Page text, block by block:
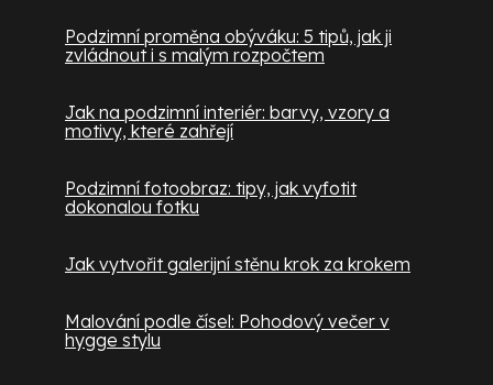
Podzimní proměna obýváku: 5 tipů, jak ji
zvládnout i s malým rozpočtem
Jak na podzimní interiér: barvy, vzory a
motivy, které zahřejí
Podzimní fotoobraz: tipy, jak vyfotit
dokonalou fotku
Jak vytvořit galerijní stěnu krok za krokem
Malování podle čísel: Pohodový večer v
hygge stylu